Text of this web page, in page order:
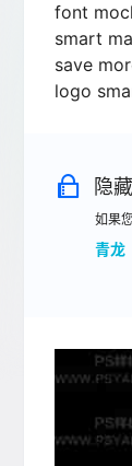
font
smart
save
logo
隐
如果
青龙